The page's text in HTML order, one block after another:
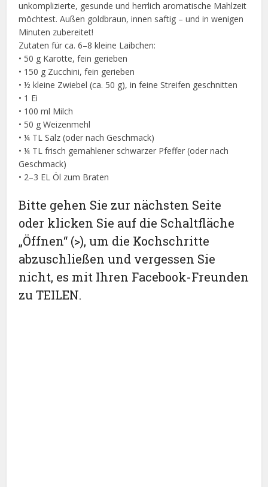
unkomplizierte, gesunde und herrlich aromatische Mahlzeit
möchtest. Außen goldbraun, innen saftig – und in wenigen
Minuten zubereitet!
Zutaten für ca. 6–8 kleine Laibchen:
• 50 g Karotte, fein gerieben
• 150 g Zucchini, fein gerieben
• ½ kleine Zwiebel (ca. 50 g), in feine Streifen geschnitten
• 1 Ei
• 100 ml Milch
• 50 g Weizenmehl
• ¼ TL Salz (oder nach Geschmack)
• ¼ TL frisch gemahlener schwarzer Pfeffer (oder nach
Geschmack)
• 2–3 EL Öl zum Braten
Bitte gehen Sie zur nächsten Seite
oder klicken Sie auf die Schaltfläche
„Öffnen“ (>), um die Kochschritte
abzuschließen und vergessen Sie
nicht, es mit Ihren Facebook-Freunden
zu TEILEN.